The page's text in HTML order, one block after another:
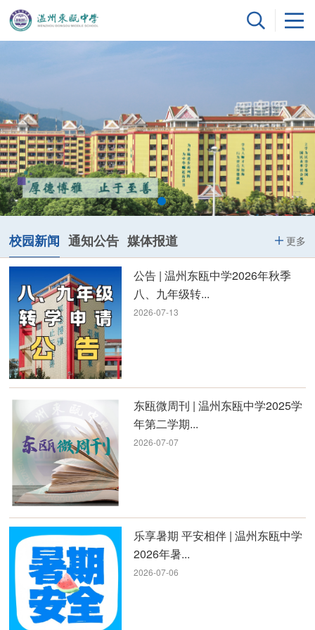
校园新闻 通知公告 媒体报道 更多
公告 | 温州东瓯中学2026年秋季
八、九年级转...
2026-07-13
东瓯微周刊 | 温州东瓯中学2025学
年第二学期...
2026-07-07
乐享暑期 平安相伴 | 温州东瓯中学
2026年暑...
2026-07-06